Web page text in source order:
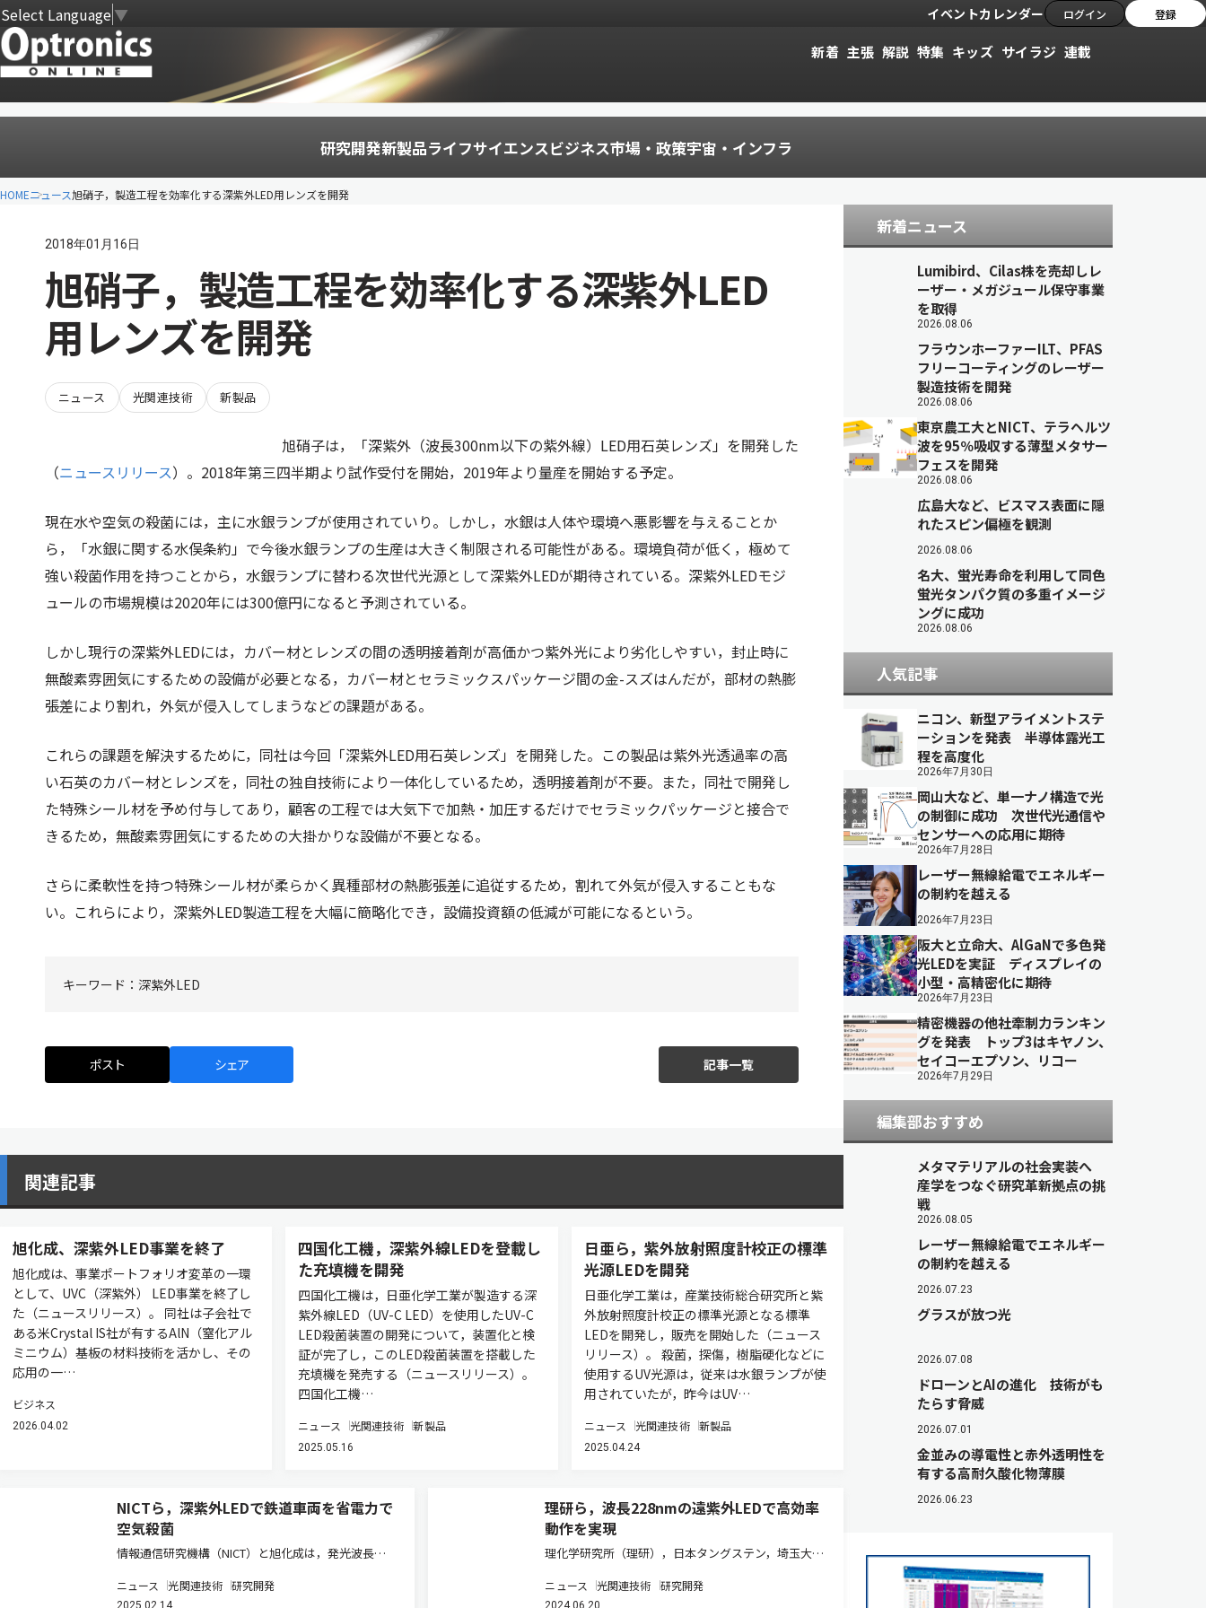
Select Language▼ イベントカレンダー ログイン 登録
新着 主張 解説 特集 キッズ サイラジ 連載
研究開発新製品ライフサイエンスビジネス市場・政策宇宙・インフラ
HOMEニュース旭硝子，製造工程を効率化する深紫外LED用レンズを開発
2018年01月16日
旭硝子，製造工程を効率化する深紫外LED
用レンズを開発
ニュース 光関連技術 新製品
旭硝子は，「深紫外（波長300nm以下の紫外線）LED用石英レンズ」を開発した
（ニュースリリース）。2018年第三四半期より試作受付を開始，2019年より量産を開始する予定。
現在水や空気の殺菌には，主に水銀ランプが使用されていり。しかし，水銀は人体や環境へ悪影響を与えることか
ら，「水銀に関する水俣条約」で今後水銀ランプの生産は大きく制限される可能性がある。環境負荷が低く，極めて
強い殺菌作用を持つことから，水銀ランプに替わる次世代光源として深紫外LEDが期待されている。深紫外LEDモジ
ュールの市場規模は2020年には300億円になると予測されている。
しかし現行の深紫外LEDには，カバー材とレンズの間の透明接着剤が高価かつ紫外光により劣化しやすい，封止時に
無酸素雰囲気にするための設備が必要となる，カバー材とセラミックスパッケージ間の金-スズはんだが，部材の熱膨
張差により割れ，外気が侵入してしまうなどの課題がある。
これらの課題を解決するために，同社は今回「深紫外LED用石英レンズ」を開発した。この製品は紫外光透過率の高
い石英のカバー材とレンズを，同社の独自技術により一体化しているため，透明接着剤が不要。また，同社で開発し
た特殊シール材を予め付与してあり，顧客の工程では大気下で加熱・加圧するだけでセラミックパッケージと接合で
きるため，無酸素雰囲気にするための大掛かりな設備が不要となる。
さらに柔軟性を持つ特殊シール材が柔らかく異種部材の熱膨張差に追従するため，割れて外気が侵入することもな
い。これらにより，深紫外LED製造工程を大幅に簡略化でき，設備投資額の低減が可能になるという。
キーワード： 深紫外LED
ポスト シェア 記事一覧
関連記事
旭化成、深紫外LED事業を終了
旭化成は、事業ポートフォリオ変革の一環
として、UVC（深紫外） LED事業を終了し
た（ニュースリリース）。 同社は子会社で
ある米Crystal IS社が有するAlN（窒化アル
ミニウム）基板の材料技術を活かし、その
応用の一…
ビジネス
2026.04.02
四国化工機，深紫外線LEDを登載し
た充填機を開発
四国化工機は，日亜化学工業が製造する深
紫外線LED（UV-C LED）を使用したUV-C
LED殺菌装置の開発について，装置化と検
証が完了し，このLED殺菌装置を搭載した
充填機を発売する（ニュースリリース）。
四国化工機…
ニュース 光関連技術 新製品
2025.05.16
日亜ら，紫外放射照度計校正の標準
光源LEDを開発
日亜化学工業は，産業技術総合研究所と紫
外放射照度計校正の標準光源となる標準
LEDを開発し，販売を開始した（ニュース
リリース）。 殺菌，探傷，樹脂硬化などに
使用するUV光源は，従来は水銀ランプが使
用されていたが，昨今はUV…
ニュース 光関連技術 新製品
2025.04.24
NICTら，深紫外LEDで鉄道車両を省電力で
空気殺菌
情報通信研究機構（NICT）と旭化成は，発光波長
気殺菌モジュールを開発し，静岡鉄道の実運行中の鉄
ニュース 光関連技術 研究開発
2025.02.14
理研ら，波長228nmの遠紫外LEDで高効率
動作を実現
理化学研究所（理研），日本タングステン，埼玉大学
高い波長228nmのfar-UVC（遠紫外）LEDの高効率動作
ニュース 光関連技術 研究開発
2024.06.20
新着ニュース
Lumibird、Cilas株を売却しレ
ーザー・メガジュール保守事業
を取得
2026.08.06
フラウンホーファーILT、PFAS
フリーコーティングのレーザー
製造技術を開発
2026.08.06
東京農工大とNICT、テラヘルツ
波を95％吸収する薄型メタサー
フェスを開発
2026.08.06
広島大など、ビスマス表面に隠
れたスピン偏極を観測
2026.08.06
名大、蛍光寿命を利用して同色
蛍光タンパク質の多重イメージ
ングに成功
2026.08.06
人気記事
ニコン、新型アライメントステ
ーションを発表 半導体露光工
程を高度化
2026年7月30日
岡山大など、単一ナノ構造で光
の制御に成功 次世代光通信や
センサーへの応用に期待
2026年7月28日
レーザー無線給電でエネルギー
の制約を越える
2026年7月23日
阪大と立命大、AlGaNで多色発
光LEDを実証 ディスプレイの
小型・高精密化に期待
2026年7月23日
精密機器の他社牽制力ランキン
グを発表 トップ3はキヤノン、
セイコーエプソン、リコー
2026年7月29日
編集部おすすめ
メタマテリアルの社会実装へ
産学をつなぐ研究革新拠点の挑
戦
2026.08.05
レーザー無線給電でエネルギー
の制約を越える
2026.07.23
グラスが放つ光
2026.07.08
ドローンとAIの進化 技術がも
たらす脅威
2026.07.01
金並みの導電性と赤外透明性を
有する高耐久酸化物薄膜
2026.06.23